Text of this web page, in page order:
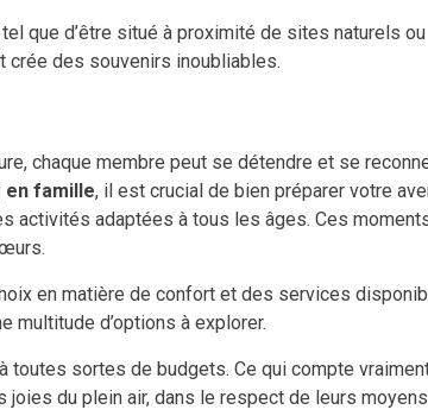
que d’être situé à proximité de sites naturels ou
crée des souvenirs inoubliables.
chaque membre peut se détendre et se
en famille, il est crucial de bien préparer votre
activités adaptées à tous les âges. Ces
en matière de confort et des services
multitude d’options à explorer.
sortes de budgets. Ce qui compte
du plein air, dans le respect de leurs moyens